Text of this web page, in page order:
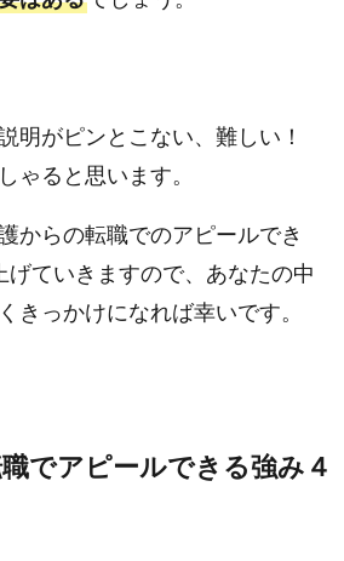
明がピンとこない、難しい！
ゃると思います。
からの転職でのアピールでき
げていきますので、あなたの中
きっかけになれば幸いです。
でアピールできる強み４